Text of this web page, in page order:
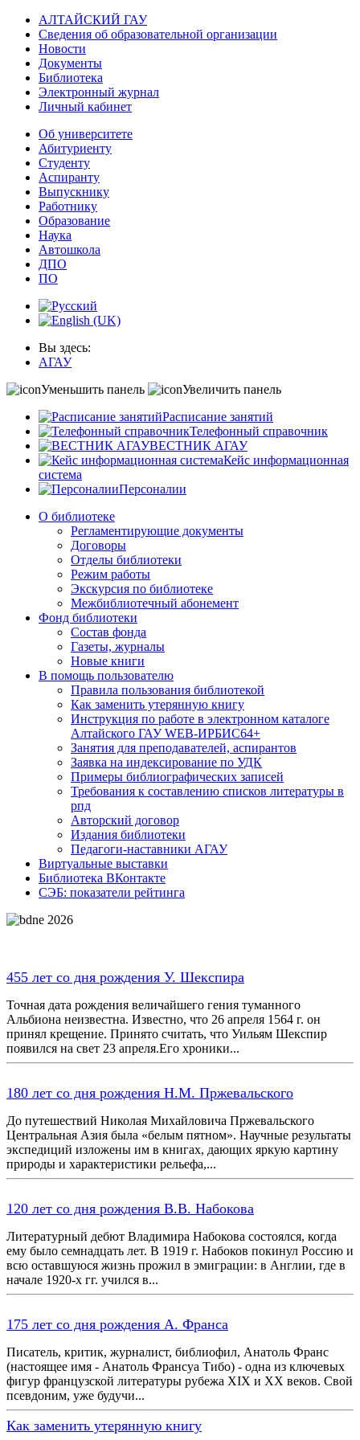
АЛТАЙСКИЙ ГАУ
Сведения об образовательной организации
Новости
Документы
Библиотека
Электронный журнал
Личный кабинет
Об университете
Абитуриенту
Студенту
Аспиранту
Выпускнику
Работнику
Образование
Наука
Автошкола
ДПО
ПО
Вы здесь:
АГАУ
Уменьшить панель
Увеличить панель
Расписание занятий
Телефонный справочник
ВЕСТНИК АГАУ
Кейс информационная
система
Персоналии
О библиотеке
Регламентирующие документы
Договоры
Отделы библиотеки
Режим работы
Экскурсия по библиотеке
Межбиблиотечный абонемент
Фонд библиотеки
Состав фонда
Газеты, журналы
Новые книги
В помощь пользователю
Правила пользования библиотекой
Как заменить утерянную книгу
Инструкция по работе в электронном каталоге
Алтайского ГАУ WEB-ИРБИС64+
Занятия для преподавателей, аспирантов
Заявка на индексирование по УДК
Примеры библиографических записей
Требования к составлению списков литературы в
рпд
Авторский договор
Издания библиотеки
Педагоги-наставники АГАУ
Виртуальные выставки
Библиотека ВКонтакте
СЭБ: показатели рейтинга
455 лет со дня рождения У. Шекспира
Точная дата рождения величайшего гения туманного
Альбиона неизвестна. Известно, что 26 апреля 1564 г. он
принял крещение. Принято считать, что Уильям Шекспир
появился на свет 23 апреля.Его хроники...
180 лет со дня рождения Н.М. Пржевальского
До путешествий Николая Михайловича Пржевальского
Центральная Азия была «белым пятном». Научные результаты
экспедиций изложены им в книгах, дающих яркую картину
природы и характеристики рельефа,...
120 лет со дня рождения В.В. Набокова
Литературный дебют Владимира Набокова состоялся, когда
ему было семнадцать лет. В 1919 г. Набоков покинул Россию и
всю оставшуюся жизнь прожил в эмиграции: в Англии, где в
начале 1920-х гг. учился в...
175 лет со дня рождения А. Франса
Писатель, критик, журналист, библиофил, Анатоль Франс
(настоящее имя - Анатоль Франсуа Тибо) - одна из ключевых
фигур французской литературы рубежа XIX и XX веков. Свой
псевдоним, уже будучи...
Как заменить утерянную книгу